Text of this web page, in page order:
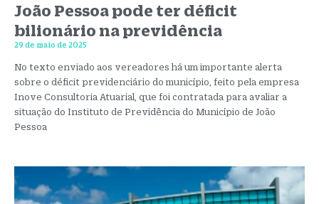
João Pessoa pode ter déficit
bilionário na previdência
29 de maio de 2025
No texto enviado aos vereadores há um importante alerta
sobre o déficit previdenciário do município, feito pela empresa
Inove Consultoria Atuarial, que foi contratada para avaliar a
situação do Instituto de Previdência do Município de João
Pessoa